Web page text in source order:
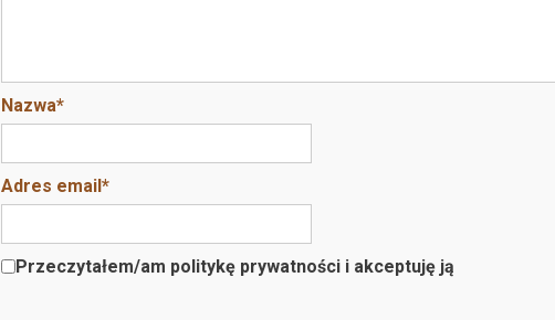
Nazwa*
Adres email*
Przeczytałem/am politykę prywatności i akceptuję ją